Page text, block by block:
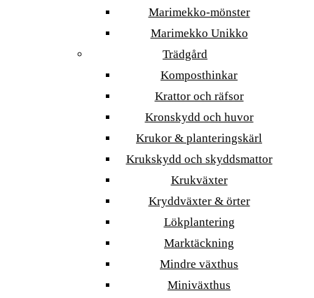
Marimekko-mönster
Marimekko Unikko
Trädgård
Komposthinkar
Krattor och räfsor
Kronskydd och huvor
Krukor & planteringskärl
Krukskydd och skyddsmattor
Krukväxter
Kryddväxter & örter
Lökplantering
Marktäckning
Mindre växthus
Miniväxthus